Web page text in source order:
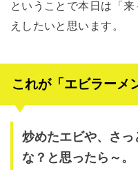
ということで本日は「
えしたいと思います。
これが「エビラーメ
炒めたエビや、さ
な？と思ったら～。